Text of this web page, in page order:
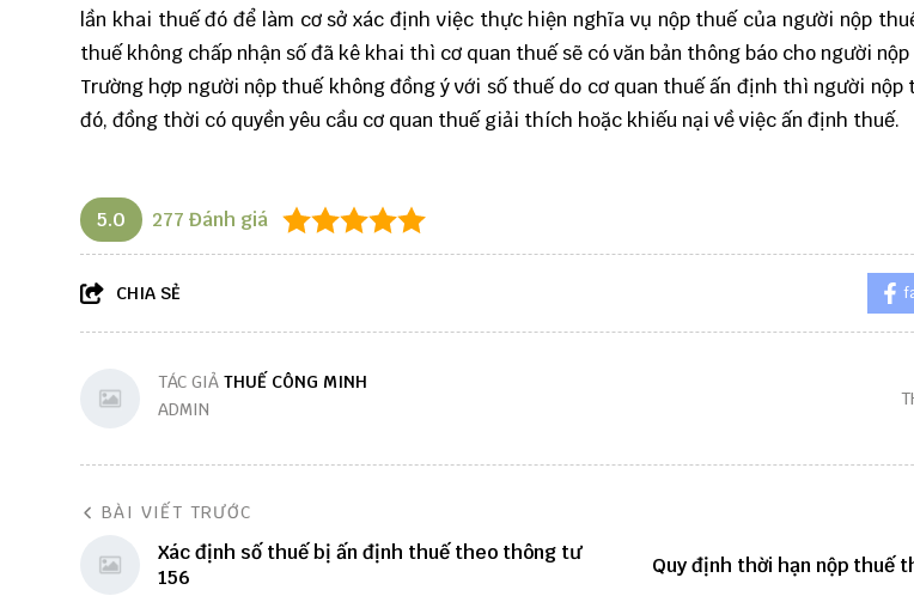
lần khai thuế đó để làm cơ sở xác định việc thực hiện nghĩa vụ nộp thuế của người nộp
thuế không chấp nhận số đã kê khai thì cơ quan thuế sẽ có văn bản thông báo cho người
Trường hợp người nộp thuế không đồng ý với số thuế do cơ quan thuế ấn định thì người nộp
đó, đồng thời có quyền yêu cầu cơ quan thuế giải thích hoặc khiếu nại về việc ấn định thuế.
5.0 277 Đánh giá
CHIA SẺ
TÁC GIẢ THUẾ CÔNG MINH
ADMIN
BÀI VIẾT TRƯỚC
Xác định số thuế bị ấn định thuế theo thông tư
156
Quy định thời hạn nộp thuế